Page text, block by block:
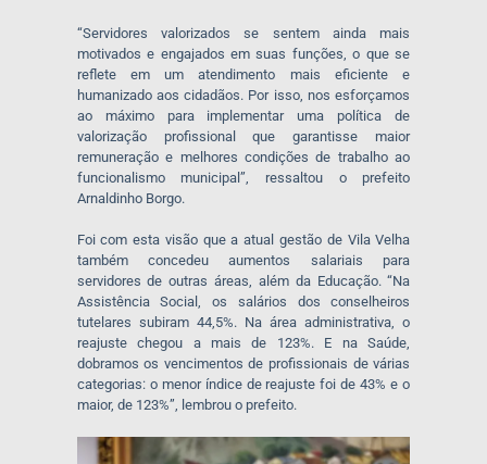
“Servidores valorizados se sentem ainda mais
motivados e engajados em suas funções, o que se
reflete em um atendimento mais eficiente e
humanizado aos cidadãos. Por isso, nos esforçamos
ao máximo para implementar uma política de
valorização profissional que garantisse maior
remuneração e melhores condições de trabalho ao
funcionalismo municipal”, ressaltou o prefeito
Arnaldinho Borgo.
Foi com esta visão que a atual gestão de Vila Velha
também concedeu aumentos salariais para
servidores de outras áreas, além da Educação. “Na
Assistência Social, os salários dos conselheiros
tutelares subiram 44,5%. Na área administrativa, o
reajuste chegou a mais de 123%. E na Saúde,
dobramos os vencimentos de profissionais de várias
categorias: o menor índice de reajuste foi de 43% e o
maior, de 123%”, lembrou o prefeito.